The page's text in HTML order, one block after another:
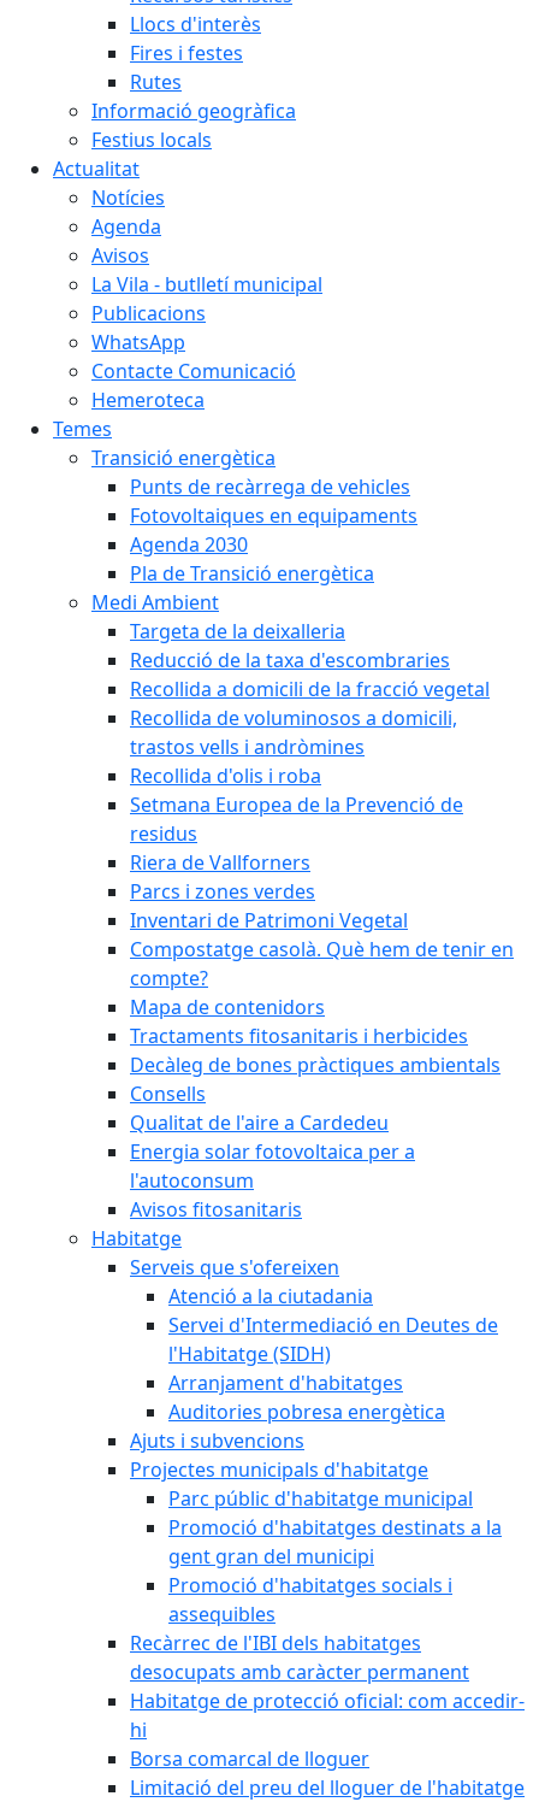
Llocs d'interès
Fires i festes
Rutes
Informació geogràfica
Festius locals
Actualitat
Notícies
Agenda
Avisos
La Vila - butlletí municipal
Publicacions
WhatsApp
Contacte Comunicació
Hemeroteca
Temes
Transició energètica
Punts de recàrrega de vehicles
Fotovoltaiques en equipaments
Agenda 2030
Pla de Transició energètica
Medi Ambient
Targeta de la deixalleria
Reducció de la taxa d'escombraries
Recollida a domicili de la fracció vegetal
Recollida de voluminosos a domicili,
trastos vells i andròmines
Recollida d'olis i roba
Setmana Europea de la Prevenció de
residus
Riera de Vallforners
Parcs i zones verdes
Inventari de Patrimoni Vegetal
Compostatge casolà. Què hem de tenir en
compte?
Mapa de contenidors
Tractaments fitosanitaris i herbicides
Decàleg de bones pràctiques ambientals
Consells
Qualitat de l'aire a Cardedeu
Energia solar fotovoltaica per a
l'autoconsum
Avisos fitosanitaris
Habitatge
Serveis que s'ofereixen
Atenció a la ciutadania
Servei d'Intermediació en Deutes de
l'Habitatge (SIDH)
Arranjament d'habitatges
Auditories pobresa energètica
Ajuts i subvencions
Projectes municipals d'habitatge
Parc públic d'habitatge municipal
Promoció d'habitatges destinats a la
gent gran del municipi
Promoció d'habitatges socials i
assequibles
Recàrrec de l'IBI dels habitatges
desocupats amb caràcter permanent
Habitatge de protecció oficial: com accedir-
hi
Borsa comarcal de lloguer
Limitació del preu del lloguer de l'habitatge